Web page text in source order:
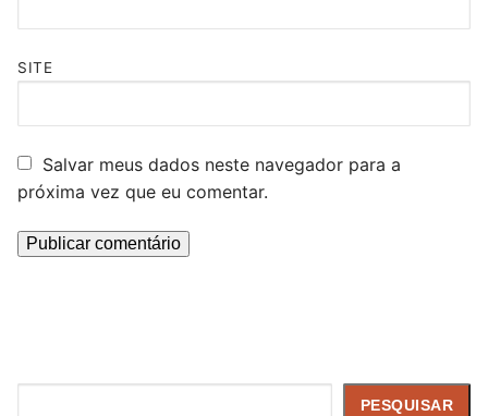
SITE
Salvar meus dados neste navegador para a
próxima vez que eu comentar.
PESQUISAR